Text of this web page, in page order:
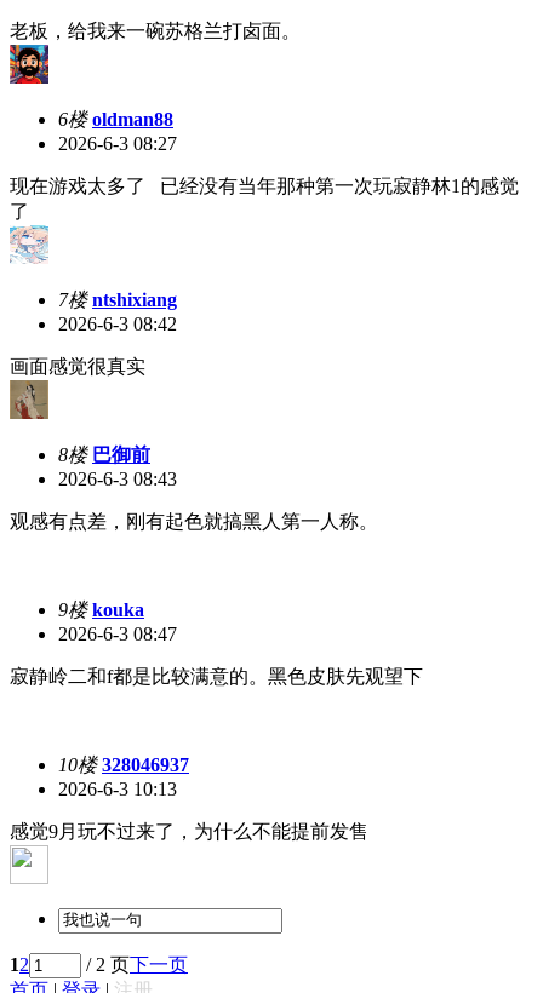
老板，给我来一碗苏格兰打卤面。
6楼 oldman88
2026-6-3 08:27
现在游戏太多了 已经没有当年那种第一次玩寂静林1的感觉
了
7楼 ntshixiang
2026-6-3 08:42
画面感觉很真实
8楼 巴御前
2026-6-3 08:43
观感有点差，刚有起色就搞黑人第一人称。
9楼 kouka
2026-6-3 08:47
寂静岭二和f都是比较满意的。黑色皮肤先观望下
10楼 328046937
2026-6-3 10:13
感觉9月玩不过来了，为什么不能提前发售
12 / 2 页下一页